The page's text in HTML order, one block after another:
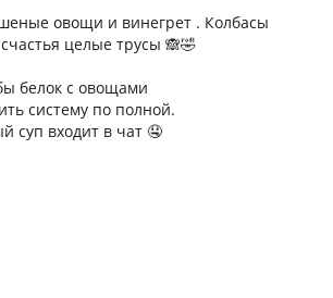
овощи и винегрет . Колбасы
целые трусы 🙈🤣
белок с овощами
систему по полной.
суп входит в чат 🤤